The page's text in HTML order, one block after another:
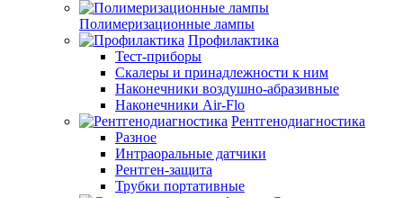
Полимеризационные лампы
Профилактика
Тест-приборы
Скалеры и принадлежности к ним
Наконечники воздушно-абразивные
Наконечники Air-Flo
Рентгенодиагностика
Разное
Интраоральные датчики
Рентген-защита
Трубки портативные